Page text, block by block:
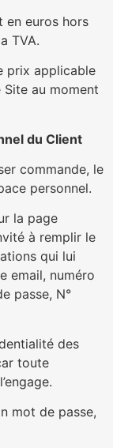
en euros hors
TVA.
prix applicable
au moment
du Client
commande, le
personnel.
la page
à remplir le
qui lui
email, numéro
passe, N°
des
toute
mot de passe,